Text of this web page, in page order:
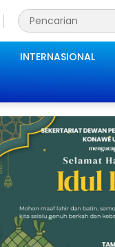
INTERNASIONAL